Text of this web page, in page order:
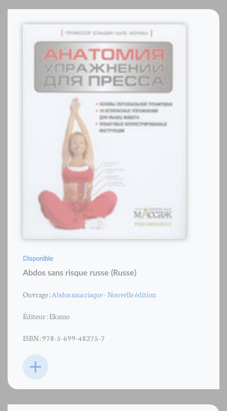
Disponible
Abdos sans risque russe (Russe)
Ouvrage :Abdos sans risque - Nouvelle édition
Éditeur : Eksmo
ISBN : 978-5-699-48275-7